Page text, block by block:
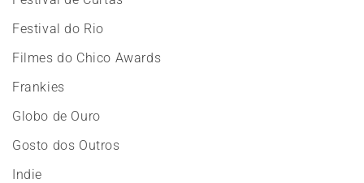
Festival do Rio
Filmes do Chico Awards
Frankies
Globo de Ouro
Gosto dos Outros
Indie